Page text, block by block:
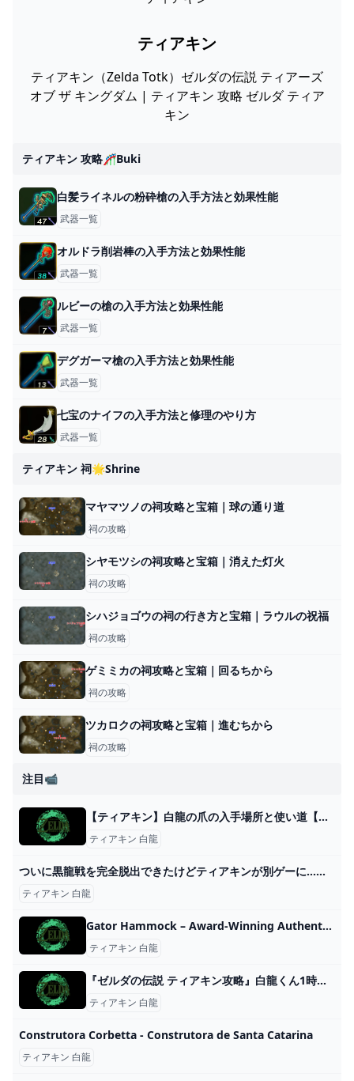
ティアキン
ティアキン（Zelda Totk）ゼルダの伝説 ティアーズ
オブ ザ キングダム | ティアキン 攻略 ゼルダ ティア
キン
ティアキン 攻略🎢buki
白髪ライネルの粉砕槍の入手方法と効果性能
武器一覧
オルドラ削岩棒の入手方法と効果性能
武器一覧
ルビーの槍の入手方法と効果性能
武器一覧
デグガーマ槍の入手方法と効果性能
武器一覧
七宝のナイフの入手方法と修理のやり方
武器一覧
ティアキン 祠🌟shrine
マヤマツノの祠攻略と宝箱｜球の通り道
祠の攻略
シヤモツシの祠攻略と宝箱｜消えた灯火
祠の攻略
シハジョゴウの祠の行き方と宝箱｜ラウルの祝福
祠の攻略
ゲミミカの祠攻略と宝箱｜回るちから
祠の攻略
ツカロクの祠攻略と宝箱｜進むちから
祠の攻略
注目📹
【ティアキン】白龍の爪の入手場所と使い道【ゼルダの伝説ティアーズオブザキングダム】 - ゲームウィズ
ティアキン 白龍
ついに黒龍戦を完全脱出できたけどティアキンが別ゲーに…！？(ver1.1.2以下？)【ティアキン TotK】裏技 バグ 検証 ゆっくり実況 glitch - YouTube
ティアキン 白龍
Gator Hammock – Award-Winning Authentic Florida Hot Sauces & Seasonings
ティアキン 白龍
『ゼルダの伝説 ティアキン攻略』白龍くん1時間かけても見つからない。白龍の鱗は一回取った後は次いつ取れるようになるの？ ゲーム特化速報！
ティアキン 白龍
Construtora Corbetta - Construtora de Santa Catarina
ティアキン 白龍